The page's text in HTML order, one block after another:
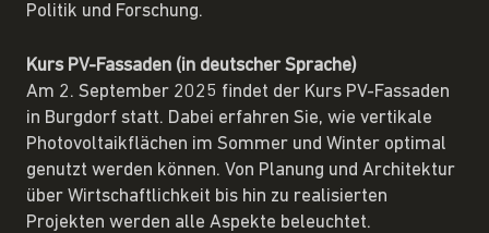
Politik und Forschung.
Kurs PV-Fassaden (in deutscher Sprache)
Am 2. September 2025 findet der Kurs PV-Fassaden
in Burgdorf statt. Dabei erfahren Sie, wie vertikale
Photovoltaikflächen im Sommer und Winter optimal
genutzt werden können. Von Planung und Architektur
über Wirtschaftlichkeit bis hin zu realisierten
Projekten werden alle Aspekte beleuchtet.